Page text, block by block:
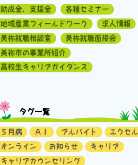
助成金、支援金
各種セミナー
地域産業フィールドワーク
求人情報
美祢就職相談室
美祢就職面接会
美祢市の事業所紹介
高校生キャリアガイダンス
タグ一覧
５月病 ＡＩ アルバイト
エクセル
オンライン
お知らせ
キャリア
キャリアカウンセリング